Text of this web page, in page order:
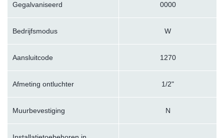
Gegalvaniseerd 0000
Bedrijfsmodus W
Aansluitcode 1270
Afmeting ontluchter 1/2"
Muurbevestiging N